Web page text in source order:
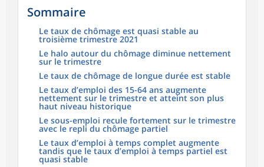
Sommaire
Le taux de chômage est quasi stable au
troisième trimestre 2021
Le halo autour du chômage diminue nettement
sur le trimestre
Le taux de chômage de longue durée est stable
Le taux d’emploi des 15-64 ans augmente
nettement sur le trimestre et atteint son plus
haut niveau historique
Le sous-emploi recule fortement sur le trimestre
avec le repli du chômage partiel
Le taux d’emploi à temps complet augmente
tandis que le taux d’emploi à temps partiel est
quasi stable